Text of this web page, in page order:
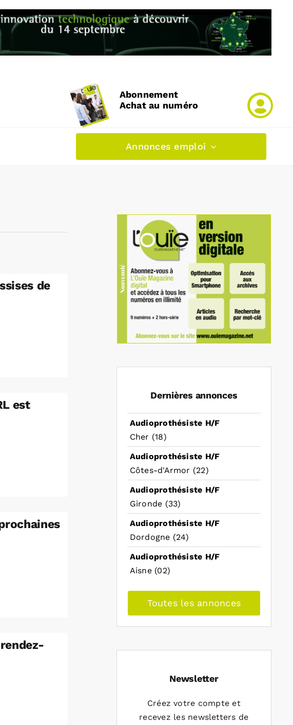
Abonnement
Achat au numéro
Annonces emploi
de
est
Dernières annonces
Audioprothésiste H/F
Cher (18)
Audioprothésiste H/F
Côtes-d'Armor (22)
Audioprothésiste H/F
Gironde (33)
Audioprothésiste H/F
Dordogne (24)
Audioprothésiste H/F
Aisne (02)
Toutes les annonces
Newsletter
Créez votre compte et
recevez les newsletters de